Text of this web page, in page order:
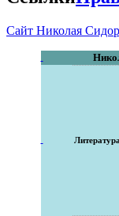
Сайт Николая